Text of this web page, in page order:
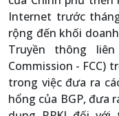
Internet trước
rộng đến khối
Truyền thông liên
Commission - FCC)
trong việc đưa ra
hổng của BGP, đưa